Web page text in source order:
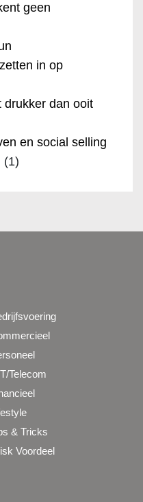
geen
in op
drukker dan ooit
en social selling
(1)
Telecom
& Tricks
Voordeel